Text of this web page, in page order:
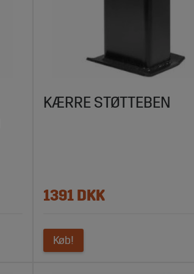
KÆRRE STØTTEBEN
1391 DKK
Køb!